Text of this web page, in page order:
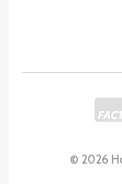
© 2026